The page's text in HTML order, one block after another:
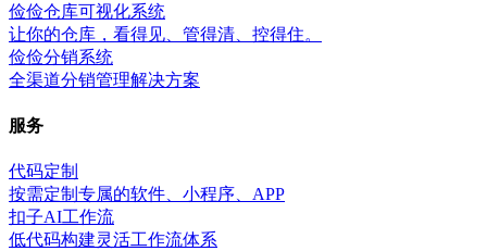
俭俭仓库可视化系统
让你的仓库，看得见、管得清、控得住。
俭俭分销系统
全渠道分销管理解决方案
服务
代码定制
按需定制专属的软件、小程序、APP
扣子AI工作流
低代码构建灵活工作流体系